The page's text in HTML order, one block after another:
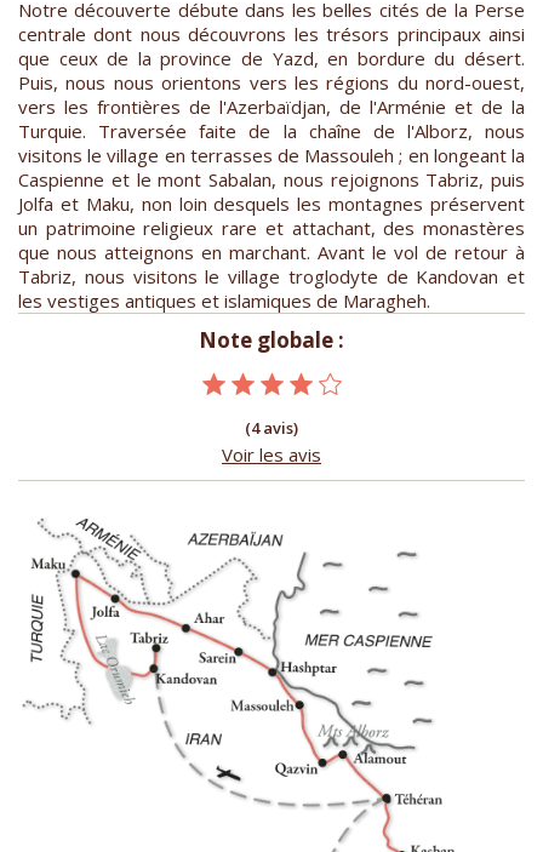
Notre découverte débute dans les belles cités de la Perse
centrale dont nous découvrons les trésors principaux ainsi
que ceux de la province de Yazd, en bordure du désert.
Puis, nous nous orientons vers les régions du nord-ouest,
vers les frontières de l'Azerbaïdjan, de l'Arménie et de la
Turquie. Traversée faite de la chaîne de l'Alborz, nous
visitons le village en terrasses de Massouleh ; en longeant la
Caspienne et le mont Sabalan, nous rejoignons Tabriz, puis
Jolfa et Maku, non loin desquels les montagnes préservent
un patrimoine religieux rare et attachant, des monastères
que nous atteignons en marchant. Avant le vol de retour à
Tabriz, nous visitons le village troglodyte de Kandovan et
les vestiges antiques et islamiques de Maragheh.
Note globale :
(4 avis)
Voir les avis